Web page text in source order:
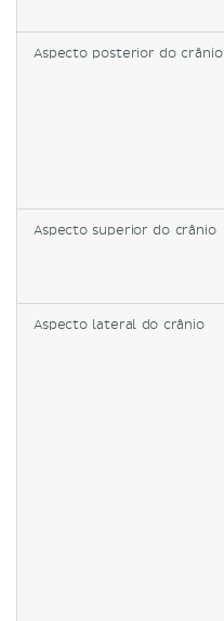
Aspecto posterior do crânio
Aspecto superior do crânio
Aspecto lateral do crânio